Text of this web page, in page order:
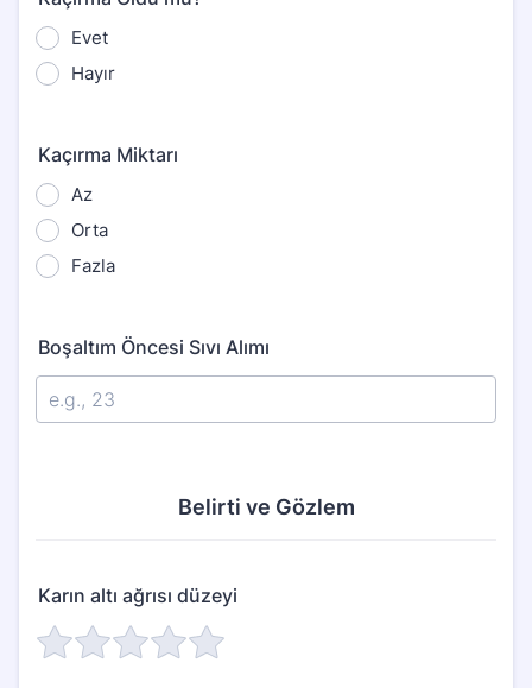
Evet
Hayır
Kaçırma Miktarı
Az
Orta
Fazla
Boşaltım Öncesi Sıvı Alımı
Belirti ve Gözlem
Karın altı ağrısı düzeyi